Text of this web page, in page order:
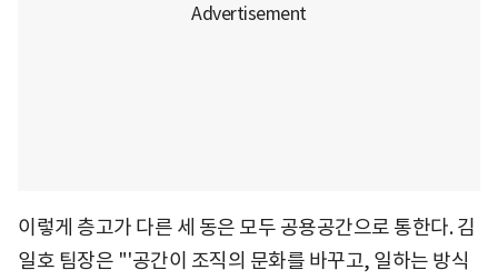
이렇게 층고가 다른 세 동은 모두 공용공간으로 통한다. 김
일호 팀장은 "'공간이 조직의 문화를 바꾸고, 일하는 방식